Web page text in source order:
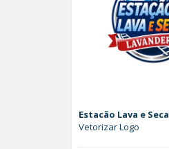
Estacão Lava e Seca
Vetorizar Logo